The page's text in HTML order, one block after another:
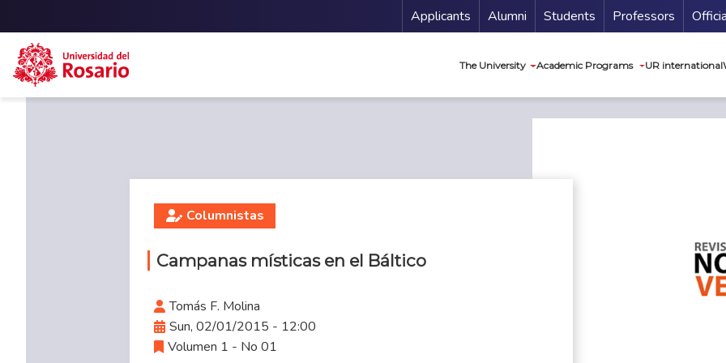
Menu Secundario
Applicants Alumni Students Professors
The University Academic Programs UR international
Columnistas
Campanas místicas en el Báltico
Tomás F. Molina
Sun, 02/01/2015 - 12:00
Volumen 1 - No 01